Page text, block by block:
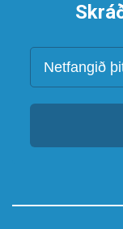
Netfang